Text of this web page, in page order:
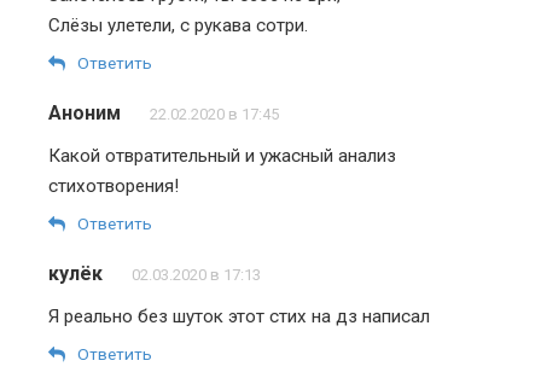
Слёзы улетели, с рукава сотри.
Ответить
Аноним 22.02.2020 в 17:45
Какой отвратительный и ужасный анализ
стихотворения!
Ответить
кулёк 02.03.2020 в 17:13
Я реально без шуток этот стих на дз написал
Ответить